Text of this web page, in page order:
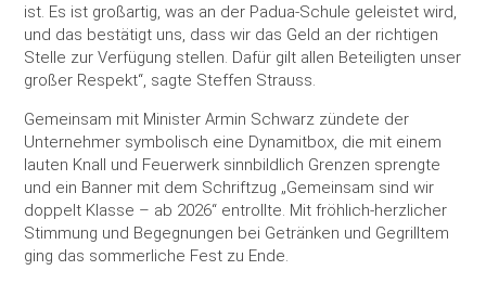
ist. Es ist großartig, was an der Padua-Schule geleistet wird,
und das bestätigt uns, dass wir das Geld an der richtigen
Stelle zur Verfügung stellen. Dafür gilt allen Beteiligten unser
großer Respekt“, sagte Steffen Strauss.
Gemeinsam mit Minister Armin Schwarz zündete der
Unternehmer symbolisch eine Dynamitbox, die mit einem
lauten Knall und Feuerwerk sinnbildlich Grenzen sprengte
und ein Banner mit dem Schriftzug „Gemeinsam sind wir
doppelt Klasse – ab 2026“ entrollte. Mit fröhlich-herzlicher
Stimmung und Begegnungen bei Getränken und Gegrilltem
ging das sommerliche Fest zu Ende.